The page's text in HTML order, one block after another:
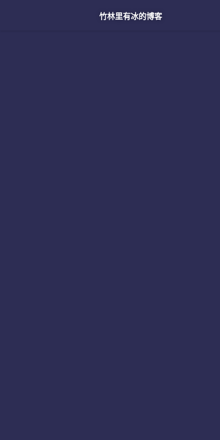
竹林里有冰的博客